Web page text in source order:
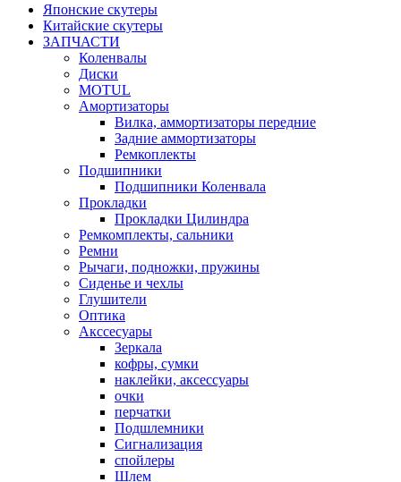
Японские скутеры
Китайские скутеры
ЗАПЧАСТИ
Коленвалы
Диски
MOTUL
Амортизаторы
Вилка, аммортизаторы передние
Задние аммортизаторы
Ремкоплекты
Подшипники
Подшипники Коленвала
Прокладки
Прокладки Цилиндра
Ремкомплекты, сальники
Ремни
Рычаги, подножки, пружины
Сиденье и чехлы
Глушители
Оптика
Акссесуары
Зеркала
кофры, сумки
наклейки, аксессуары
очки
перчатки
Подшлемники
Сигнализация
спойлеры
Шлем